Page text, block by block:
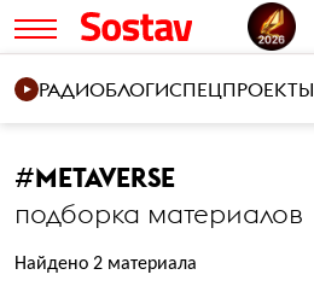
РАДИОБЛОГИСПЕЦПРОЕКТЫ
#METAVERSE
подборка материалов
Найдено 2 материала